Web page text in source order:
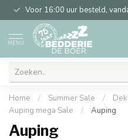
Voor 16:00 uur besteld,
MENU
Home / Summer Sale /
Auping mega Sale
/ Auping
Auping